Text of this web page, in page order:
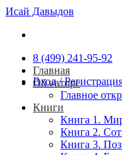
Skip
content
Исай Давыдов
8 (499) 241-95-92
Вход /
Главная
Об авторе
Главное
Книги
Книга 1.
Книга 2.
Книга 3.